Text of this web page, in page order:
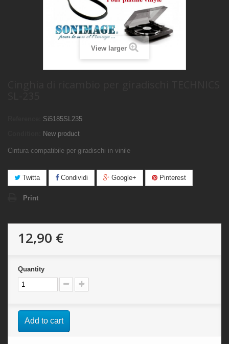
View larger
Si5185SL235
New product
Cintura compatibile per giradischi in vinile
Twitta Condividi Google+ Pinterest
Print
12,90 €
Quantity
Add to cart